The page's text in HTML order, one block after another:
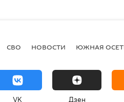
СВО НОВОСТИ ЮЖНАЯ
VK Дзен